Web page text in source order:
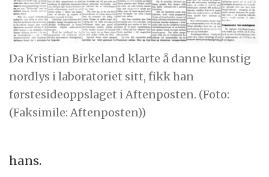
Da Kristian Birkeland klarte å danne kunstig
nordlys i laboratoriet sitt, fikk han
førstesideoppslaget i Aftenposten. (Foto:
(Faksimile: Aftenposten))
hans.